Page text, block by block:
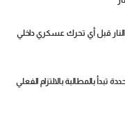
النار قبل أي تحرك عسكري داخلي
بالمطالبة بالالتزام الفعلي